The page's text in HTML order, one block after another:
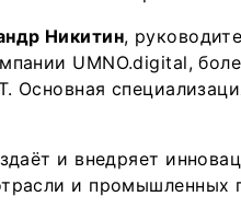
Никитин,
UMNO.digital,
Основная
и внедряет
и промышленных